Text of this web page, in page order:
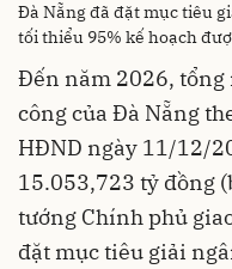
Đà Nẵng đã đặt mục tiêu
tối thiểu 95% kế hoạch
Đến năm 2026, tổng
công của Đà Nẵng
HĐND ngày 11/12/
15.053,723 tỷ đồng
tướng Chính phủ
đặt mục tiêu giải